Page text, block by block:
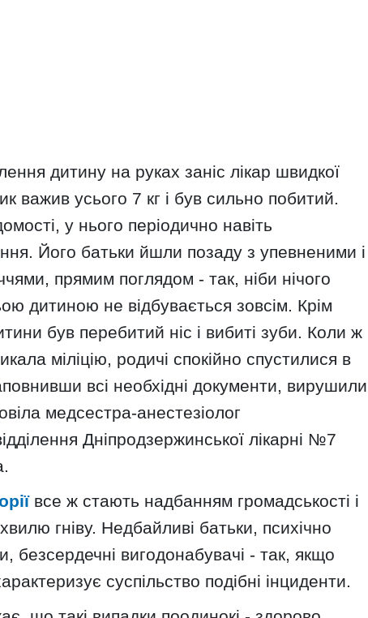
дитину на руках заніс лікар швидкої
важив усього 7 кг і був сильно побитий.
у нього періодично навіть
Його батьки йшли позаду з упевненими і
прямим поглядом - так, ніби нічого
дитиною не відбувається зовсім. Крім
був перебитий ніс і вибиті зуби. Коли ж
міліцію, родичі спокійно спустилися в
всі необхідні документи, вирушили
медсестра-анестезіолог
Дніпродзержинської лікарні №7
все ж стають надбанням громадськості і
гніву. Недбайливі батьки, психічно
безсердечні вигодонабувачі - так, якщо
суспільство подібні інциденти.